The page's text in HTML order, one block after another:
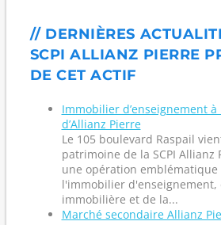
// DERNIÈRES
SCPI ALLIANZ PIERRE
DE CET ACTIF
Immobilier d’enseignement
d’Allianz Pierre
Le 105 boulevard Raspail
patrimoine de la SCPI
une opération emblématique
l'immobilier d'enseignement,
immobilière et de la...
Marché secondaire Allianz